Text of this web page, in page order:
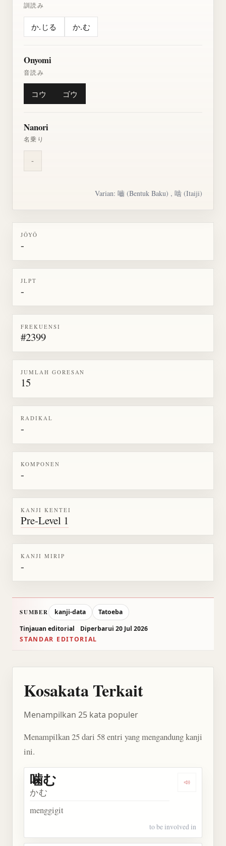
訓読み
か.じる か.む
Onyomi
音読み
コウ ゴウ
Nanori
名乗り
-
Varian:嚙 (Bentuk Baku) , 啮 (Itaiji)
JŌYŌ
-
JLPT
-
FREKUENSI
#2399
JUMLAH GORESAN
15
RADIKAL
-
KOMPONEN
-
KANJI KENTEI
Pre-Level 1
KANJI MIRIP
-
SUMBER kanji-data
Tatoeba
Tinjauan editorial
Diperbarui 20 Jul 2026
STANDAR EDITORIAL
Kosakata Terkait
Menampilkan 25 kata populer
Menampilkan 25 dari 58 entri yang mengandung kanji
ini.
Dengarkan
噛む
かむ
menggigit
to be involved in